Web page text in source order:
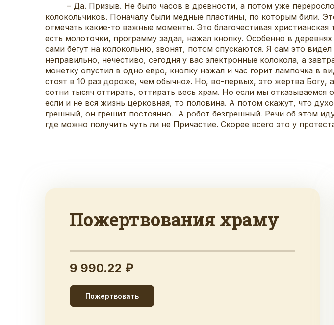
– Да. Призыв. Не было часов в древности, а потом уже переросло
колокольчиков. Поначалу были медные пластины, по которым били.
отмечать какие-то важные моменты. Это благочестивая
есть молоточки, программу задал, нажал кнопку. Особенно в
сами бегут на колокольню, звонят, потом спускаются. Я сам это
неправильно, нечестиво, сегодня у вас электронные колокола, а
монетку опустил в одно евро, кнопку нажал и час горит лампочка в
стоят в 10 раз дороже, чем обычно». Но, во-первых, это жертва
сотни тысяч оттирать, оттирать весь храм. Но если мы
если и не вся жизнь церковная, то половина. А потом скажут, что
грешный, он грешит постоянно. А робот безгрешный. Речи об этом
где можно получить чуть ли не Причастие. Скорее всего это у
Пожертвования храму
9 990.22 ₽
Пожертвовать